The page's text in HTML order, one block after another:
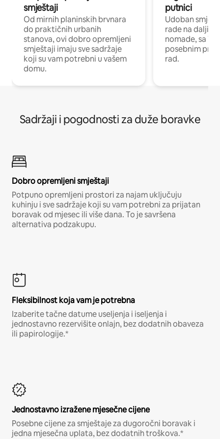
smještaji
Od mirnih planinskih brvnara
do praktičnih urbanih
stanova, ovi dobro opremljeni
smještaji imaju sve sadržaje
koji su vam potrebni u vašem
domu.
putnici
Udoban
rade na
nomade, sa
posebnim
rad.
Sadržaji i pogodnosti za duže boravke
Dobro opremljeni smještaji
Potpuno opremljeni prostori za najam uključuju
kuhinju i sve sadržaje koji su vam potrebni za prijatan
boravak od mjesec ili više dana. To je savršena
alternativa podzakupu.
Fleksibilnost koja vam je potrebna
Izaberite tačne datume useljenja i iseljenja i
jednostavno rezervišite onlajn, bez dodatnih obaveza
ili papirologije.*
Jednostavno izražene mjesečne cijene
Posebne cijene za smještaje za dugoročni boravak i
jedna mjesečna uplata, bez dodatnih troškova.*